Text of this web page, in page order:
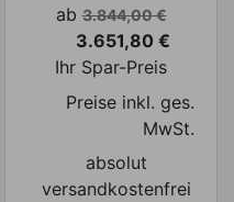
Verkaufspreis
ab 3.844,00 €
Preis
3.651,80 €
Ihr Spar-Preis
Preise inkl. ges.
MwSt.
absolut
versandkostenfrei